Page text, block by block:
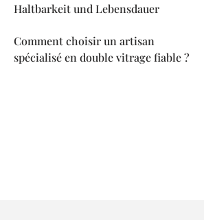
Haltbarkeit und Lebensdauer
Comment choisir un artisan
spécialisé en double vitrage fiable ?